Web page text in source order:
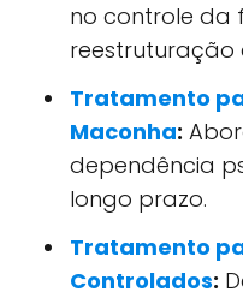
no controle da
reestruturação
Tratamento
Maconha:
dependência
longo prazo.
Tratamento
Controlados: